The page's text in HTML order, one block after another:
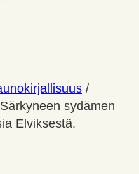
/
Särkyneen sydämen
Elviksestä.